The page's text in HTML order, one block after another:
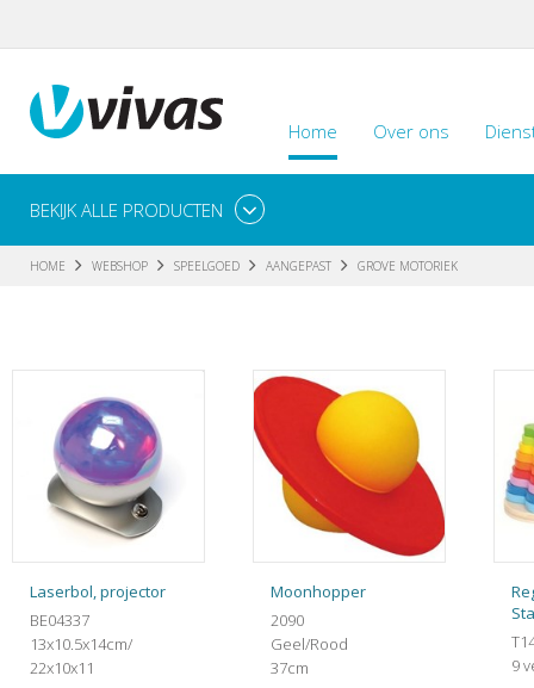
Home Over ons
BEKIJK ALLE PRODUCTEN
HOME WEBSHOP SPEELGOED AANGEPAST GROVE MOTORIEK
Laserbol, projector
BE04337
13x10.5x14cm/
22x10x11
Moonhopper
2090
Geel/Rood
37cm
9